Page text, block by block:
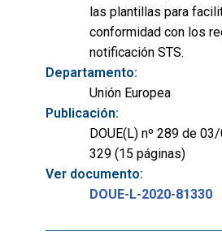
las plantillas para
conformidad con los
notificación STS.
Departamento:
Unión Europea
Publicación:
DOUE(L) nº 289 de
329 (15 páginas)
Ver documento:
DOUE-L-2020-81330